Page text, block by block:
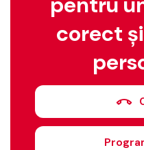
corect